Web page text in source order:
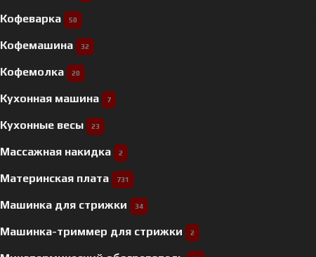
Кофеварка 50
Кофемашина 32
Кофемолка 20
Кухонная машина 7
Кухонные весы 23
Массажная накидка 2
Материнская плата 731
Машинка для стрижки 34
Машинка-триммер для стрижки 2